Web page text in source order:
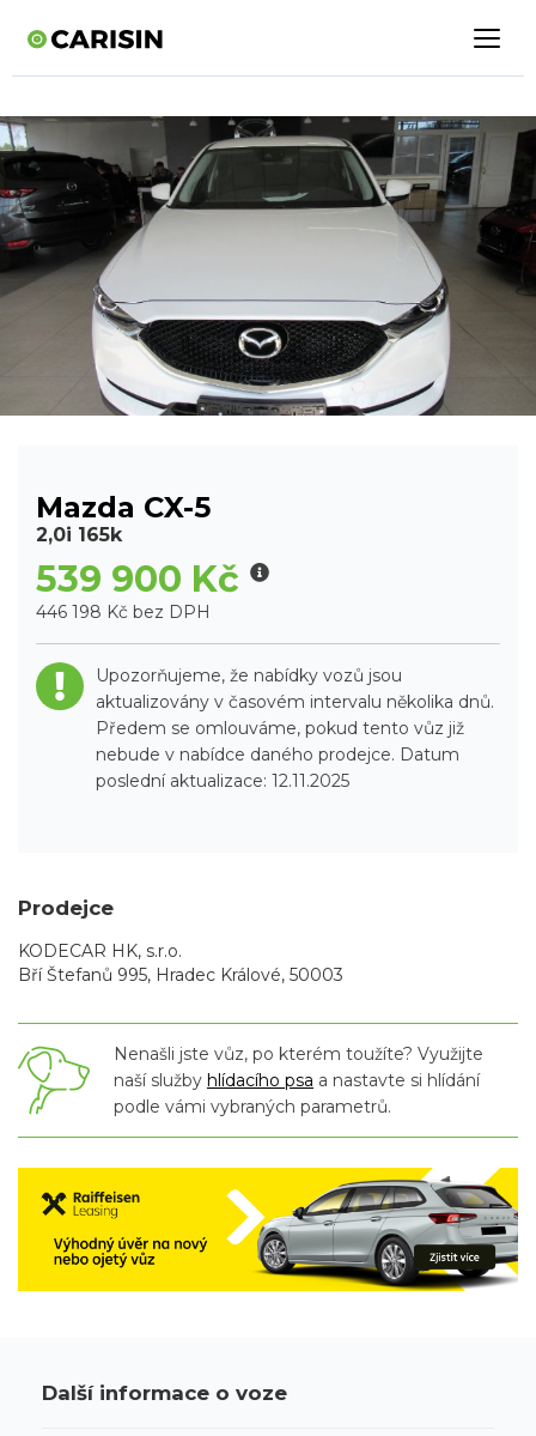
Mazda CX-5
2,0i 165k
539 900 Kč
446 198 Kč bez DPH
Upozorňujeme, že nabídky vozů jsou
aktualizovány v časovém intervalu několika dnů.
Předem se omlouváme, pokud tento vůz již
nebude v nabídce daného prodejce. Datum
poslední aktualizace: 12.11.2025
Prodejce
KODECAR HK, s.r.o.
Bří Štefanů 995, Hradec Králové, 50003
Nenašli jste vůz, po kterém toužíte? Využijte
naší služby hlídacího psa a nastavte si hlídání
podle vámi vybraných parametrů.
Další informace o voze